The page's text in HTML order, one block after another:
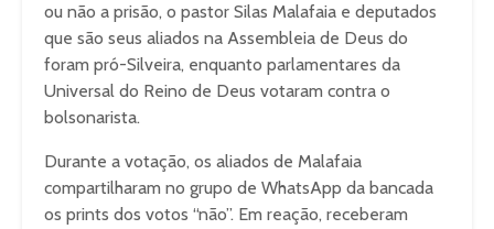
ou não a prisão, o pastor Silas Malafaia e deputados
que são seus aliados na Assembleia de Deus do
foram pró-Silveira, enquanto parlamentares da
Universal do Reino de Deus votaram contra o
bolsonarista.
Durante a votação, os aliados de Malafaia
compartilharam no grupo de WhatsApp da bancada
os prints dos votos “não”. Em reação, receberam